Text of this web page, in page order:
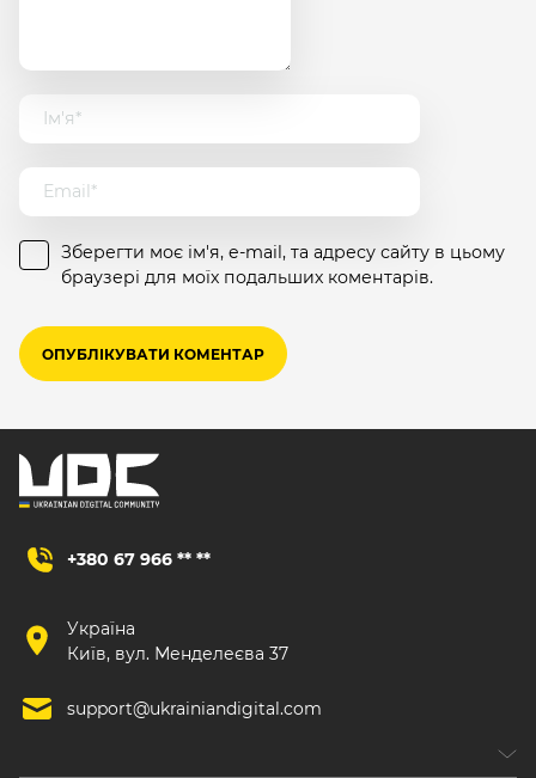
Зберегти моє ім'я, e-mail, та адресу сайту в цьому
браузері для моїх подальших коментарів.
+380 67 966 ** **
Україна
Київ, вул. Менделеєва 37
support@ukrainiandigital.com